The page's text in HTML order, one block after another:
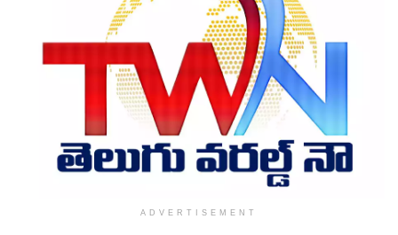
ADVERTISEMENT